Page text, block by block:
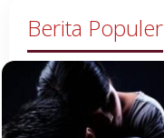
Berita Populer